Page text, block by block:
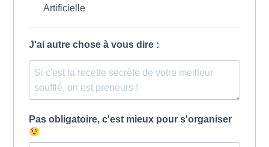
Artificielle
J'ai autre chose à vous dire :
Pas obligatoire, c'est mieux pour s'organiser